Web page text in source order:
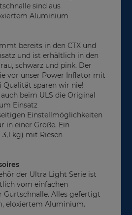
sind aus
Aluminium
bereits in den CTX und
und ist erhältlich in den
schwarz und pink. Der
vor unser Power Inflator mit
Qualität sparen wir nie!
beim ULS die Original
Einsatz
Einstellmöglichkeiten
in einer Größe. Ein
kg) mit Riesen-
der Ultra Light Serie ist
vom einfachen
Gurtschnalle. Alles gefertigt
eloxiertem Aluminium.